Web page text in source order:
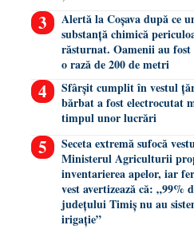
Alertă la Coșava după ce
substanță chimică
răsturnat. Oamenii au fost
o rază de 200 de metri
Sfârșit cumplit în vestul
bărbat a fost electrocutat
timpul unor lucrări
Seceta extremă sufocă
Ministerul Agriculturii
inventarierea apelor, iar
vest avertizează că: „99%
județului Timiș nu au
irigație”